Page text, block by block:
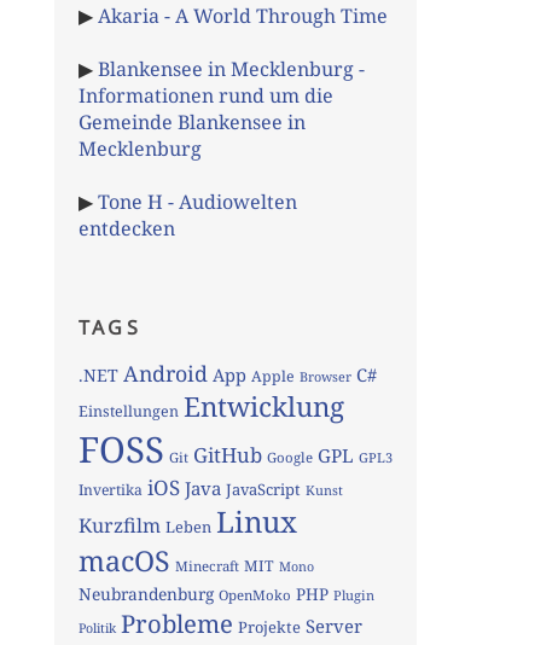
▶Akaria - A World Through Time
▶Blankensee in Mecklenburg -
Informationen rund um die
Gemeinde Blankensee in
Mecklenburg
▶Tone H - Audiowelten
entdecken
TAGS
.NET Android App Apple Browser C#
Einstellungen Entwicklung
FOSS Git GitHub Google GPL GPL3
Invertika iOS Java JavaScript Kunst
Kurzfilm Leben Linux
macOS Minecraft MIT Mono
Neubrandenburg OpenMoko PHP Plugin
Politik Probleme Projekte Server